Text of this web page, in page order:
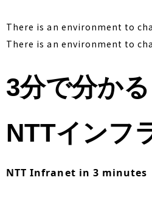
There is an environment to
There is an environment to
3分で分かる
NTTインフ
NTT Infranet in 3 minutes